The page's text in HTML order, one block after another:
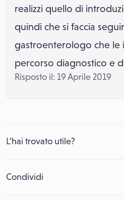
realizzi quello di
quindi che si faccia
gastroenterologo che le
percorso diagnostico e
Risposto il: 19 Aprile 2019
L’hai trovato utile?
Condividi